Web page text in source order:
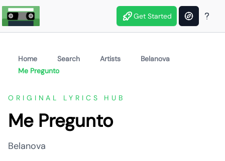
Get Started
Home Search Artists
Belanova
Me Pregunto
ORIGINAL LYRICS HUB
Me Pregunto
Belanova